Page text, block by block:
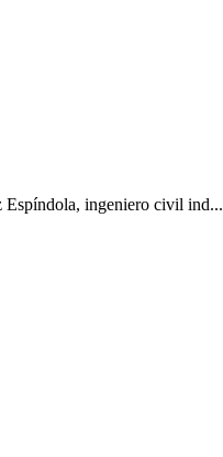
Espíndola, ingeniero civil ind...